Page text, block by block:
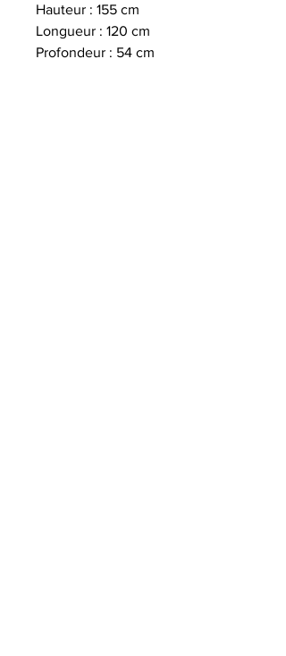
Hauteur : 155 cm
Longueur : 120 cm
Profondeur : 54 cm